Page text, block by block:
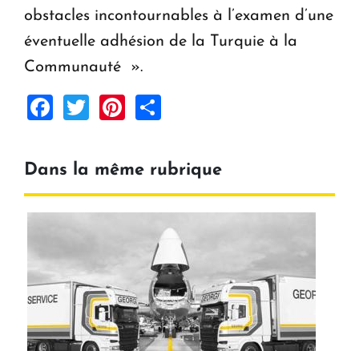
obstacles incontournables à l’examen d’une
éventuelle adhésion de la Turquie à la
Communauté ».
Facebook
TwitterPinterest
Dans la même rubrique